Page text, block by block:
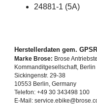
24881-1 (5A)
Herstellerdaten gem. GPSR
Marke Brose: Brose
Kommanditgesellschaft, Berlin
Sickingenstr. 29-38
10553 Berlin, Germany
Telefon: +49 30 343498 100
E-Mail: